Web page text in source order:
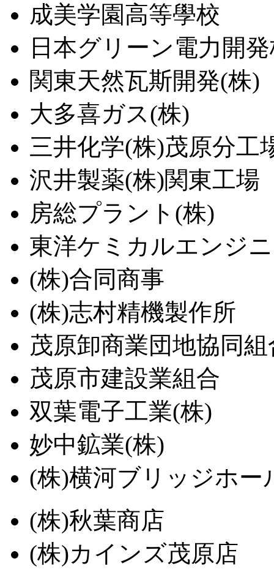
成美学園高等學校
日本グリーン電力開
関東天然瓦斯開発(株)
大多喜ガス(株)
三井化学(株)茂原分工
沢井製薬(株)関東工場
房総プラント(株)
東洋ケミカルエンジ
(株)合同商事
(株)志村精機製作所
茂原卸商業団地協同組
茂原市建設業組合
双葉電子工業(株)
妙中鉱業(株)
(株)横河ブリッジホー
(株)秋葉商店
(株)カインズ茂原店